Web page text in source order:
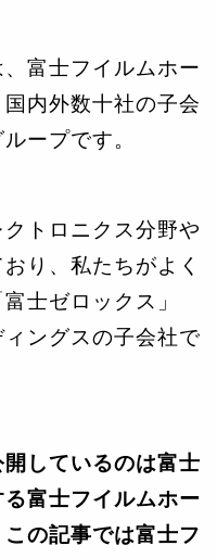
富士フイルムホー
内外数十社の子会
ープです。
トロニクス分野や
り、私たちがよく
士ゼロックス」
ングスの子会社で
しているのは富士
富士フイルムホー
の記事では富士フ